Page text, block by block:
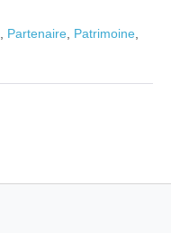
Partenaire Patrimoine